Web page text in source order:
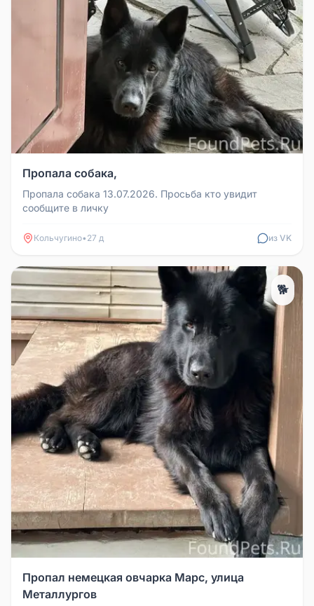
Пропала собака,
Пропала собака 13.07.2026. Просьба кто увидит
сообщите в личку
Кольчугино• 27 д из VK
🐕
Пропал немецкая овчарка Марс, улица
Металлургов